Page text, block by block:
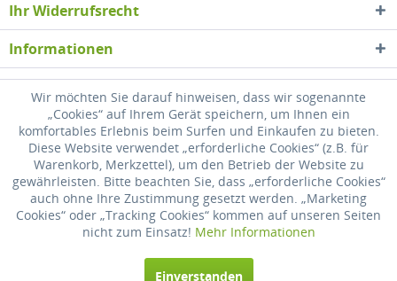
Ihr Widerrufsrecht
Informationen
* Alle Preise inkl. gesetzl. Mehrwertsteuer zzgl.Versandkosten, wenn nicht
anders beschrieben
Widerrufsrecht Versandkosten Datenschutz
Zahlung
AGB
Impressum
Wir möchten Sie darauf hinweisen, dass wir sogenannte
„Cookies“ auf Ihrem Gerät speichern, um Ihnen ein
komfortables Erlebnis beim Surfen und Einkaufen zu bieten.
Diese Website verwendet „erforderliche Cookies“ (z.B. für
Warenkorb, Merkzettel), um den Betrieb der Website zu
gewährleisten. Bitte beachten Sie, dass „erforderliche Cookies“
auch ohne Ihre Zustimmung gesetzt werden. „Marketing
Cookies“ oder „Tracking Cookies“ kommen auf unseren Seiten
nicht zum Einsatz! Mehr Informationen
Einverstanden